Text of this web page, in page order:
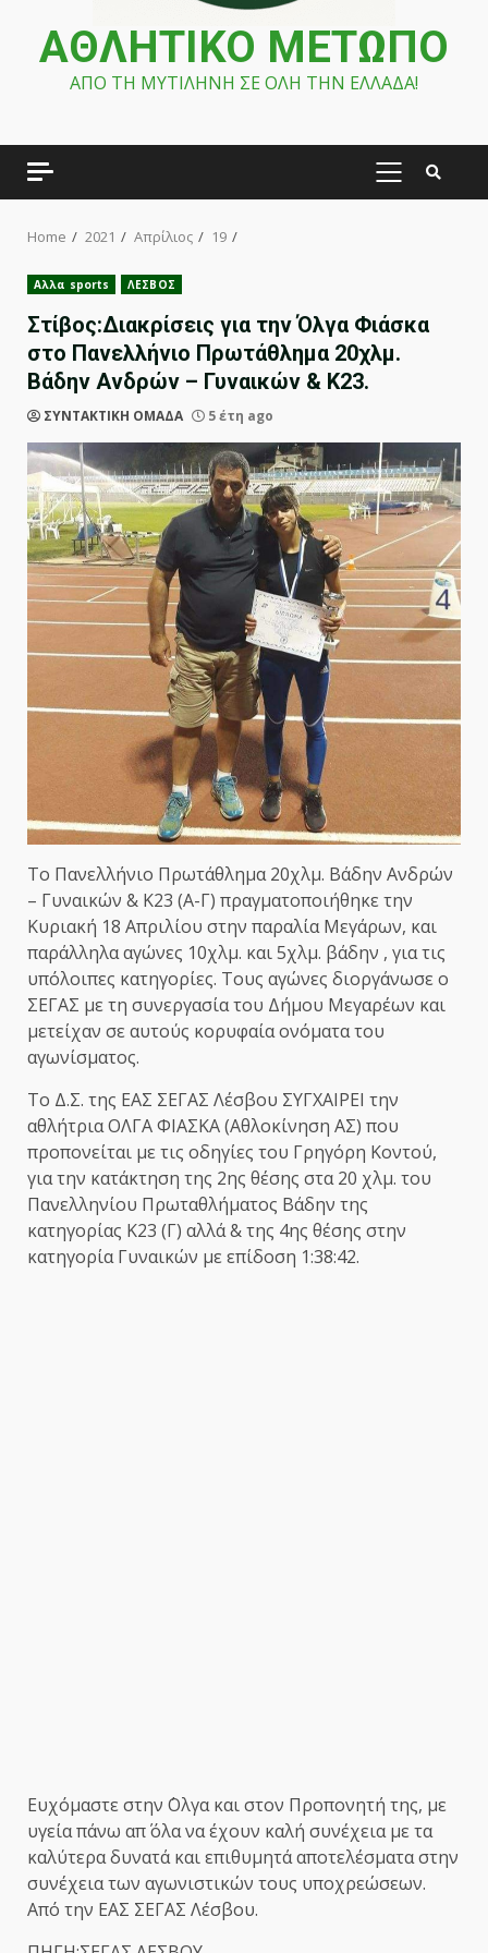
ΑΘΛΗΤΙΚΟ ΜΕΤΩΠΟ
ΑΠΟ ΤΗ ΜΥΤΙΛΗΝΗ ΣΕ ΟΛΗ ΤΗΝ ΕΛΛΑΔΑ!
PRIMARY
Home 2021 Απρίλιος 19
Αλλα sports ΛΕΣΒΟΣ
Στίβος:Διακρίσεις για την Όλγα Φιάσκα
στο Πανελλήνιο Πρωτάθλημα 20χλμ.
Βάδην Ανδρών – Γυναικών & Κ23.
ΣΥΝΤΑΚΤΙΚΗ ΟΜΑΔΑ 5 έτη ago
Το Πανελλήνιο Πρωτάθλημα 20χλμ. Βάδην Ανδρών
– Γυναικών & Κ23 (Α-Γ) πραγματοποιήθηκε την
Κυριακή 18 Απριλίου στην παραλία Μεγάρων, και
παράλληλα αγώνες 10χλμ. και 5χλμ. βάδην , για τις
υπόλοιπες κατηγορίες. Τους αγώνες διοργάνωσε ο
ΣΕΓΑΣ με τη συνεργασία του Δήμου Μεγαρέων και
μετείχαν σε αυτούς κορυφαία ονόματα του
αγωνίσματος.
Το Δ.Σ. της ΕΑΣ ΣΕΓΑΣ Λέσβου ΣΥΓΧΑΙΡΕΙ την
αθλήτρια ΟΛΓΑ ΦΙΑΣΚΑ (Αθλοκίνηση ΑΣ) που
προπονείται με τις οδηγίες του Γρηγόρη Κοντού,
για την κατάκτηση της 2ης θέσης στα 20 χλμ. του
Πανελληνίου Πρωταθλήματος Βάδην της
κατηγορίας Κ23 (Γ) αλλά & της 4ης θέσης στην
κατηγορία Γυναικών με επίδοση 1:38:42.
Ευχόμαστε στην ΄Ολγα και στον Προπονητή της, με
υγεία πάνω απ΄ όλα να έχουν καλή συνέχεια με τα
καλύτερα δυνατά και επιθυμητά αποτελέσματα στην
συνέχεια των αγωνιστικών τους υποχρεώσεων.
Από την ΕΑΣ ΣΕΓΑΣ Λέσβου.